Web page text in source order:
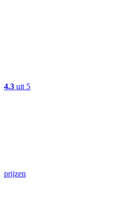
4.3 uit 5
prijzen